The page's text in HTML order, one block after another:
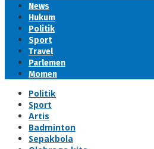
News
Hukum
Politik
Sport
Travel
Parlemen
Momen
Politik
Sport
Artis
Badminton
Sepakbola